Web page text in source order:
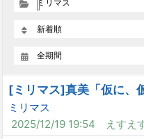
ミリマス
新着順
全期間
[ミリマス]真美「仮に、
ミリマス
2025/12/19 19:54
えすえ